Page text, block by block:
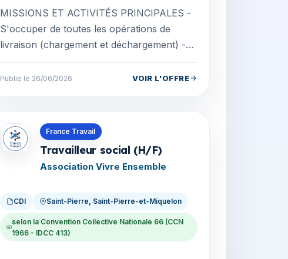
MISSIONS ET ACTIVITÉS PRINCIPALES -
S'occuper de toutes les opérations de
livraison (chargement et déchargement) -
garantir la sécurité...
Publie le 26/06/2026 VOIR L'OFFRE
France Travail
Travailleur social (H/F)
Association Vivre Ensemble
CDI Saint-Pierre, Saint-Pierre-et-Miquelon
selon la Convention Collective Nationale 66 (CCN
1966 - IDCC 413)
Offres en Saint-Pierre-et-Miquelon